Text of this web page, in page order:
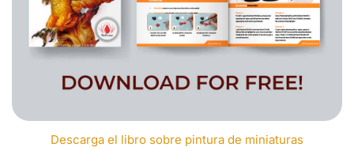
Descarga el libro sobre pintura de miniaturas